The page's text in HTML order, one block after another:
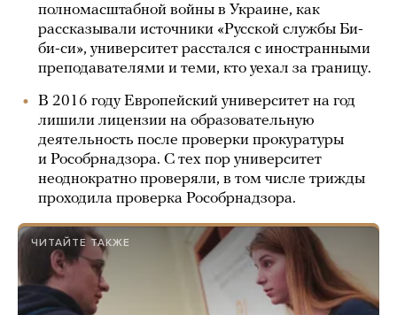
полномасштабной войны в Украине, как
рассказывали источники «Русской службы Би-
би-си», университет расстался с иностранными
преподавателями и теми, кто уехал за границу.
В 2016 году Европейский университет на год
лишили лицензии на образовательную
деятельность после проверки прокуратуры
и Рособрнадзора. С тех пор университет
неоднократно проверяли, в том числе трижды
проходила проверка Рособрнадзора.
ЧИТАЙТЕ ТАКЖЕ